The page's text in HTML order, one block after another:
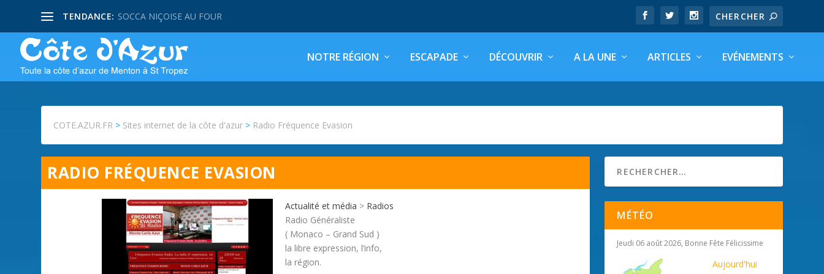
TENDANCE: SOCCA NIÇOISE AU FOUR
NOTRE RÉGION ESCAPADE DÉCOUVRIR A LA UNE ARTICLES EVÉNEMENTS
COTE.AZUR.FR > Sites internet de la côte d'azur > Radio Fréquence Evasion
RADIO FRÉQUENCE EVASION
Actualité et média > Radios
Radio Généraliste
( Monaco – Grand Sud )
la libre expression, l’info,
la région.
MÉTÉO
Jeudi 06 août 2026, Bonne Fête Félicissime
Aujourd'hui